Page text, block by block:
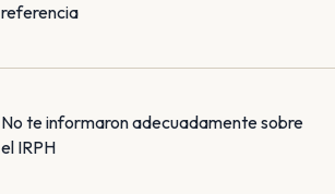
referencia
No te informaron adecuadamente sobre
el IRPH